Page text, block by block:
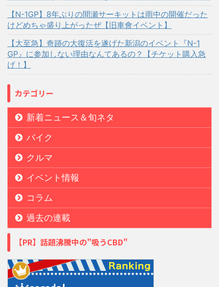
【N-1GP】8年ぶりの間瀬サーキットは雨中の開催だった
けどめちゃ盛り上がったぜ【旧車會イベント】
【大至急】奇跡の大復活を遂げた新潟のイベント『N-1
GP』に参加しない理由なんてあるの？【チケット購入急
げ！】
カテゴリー
新着ニュース＆旬ネタ
バイク
クルマ
イベント情報
コラム
過去の連載
【PR】話題沸騰中の"吸うCBD"